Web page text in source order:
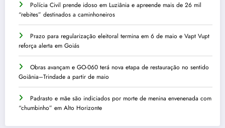
Polícia Civil prende idoso em Luziânia e apreende mais de 26 mil
“rebites” destinados a caminhoneiros
Prazo para regularização eleitoral termina em 6 de maio e Vapt Vupt
reforça alerta em Goiás
Obras avançam e GO-060 terá nova etapa de restauração no sentido
Goiânia–Trindade a partir de maio
Padrasto e mãe são indiciados por morte de menina envenenada com
“chumbinho” em Alto Horizonte